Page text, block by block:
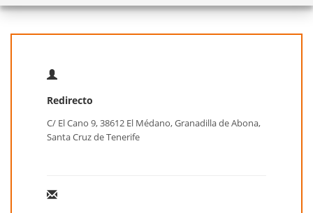
Redirecto
C/ El Cano 9, 38612 El Médano, Granadilla de Abona,
Santa Cruz de Tenerife